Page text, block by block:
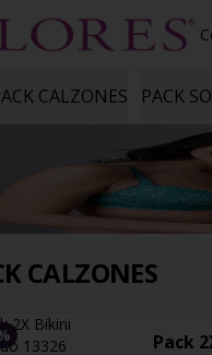
CALZONES PACK
CALZONES
Pack